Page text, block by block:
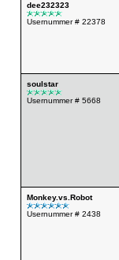
dee232323
Usernummer # 22378
soulstar
Usernummer # 5668
Monkey.vs.Robot
Usernummer # 2438